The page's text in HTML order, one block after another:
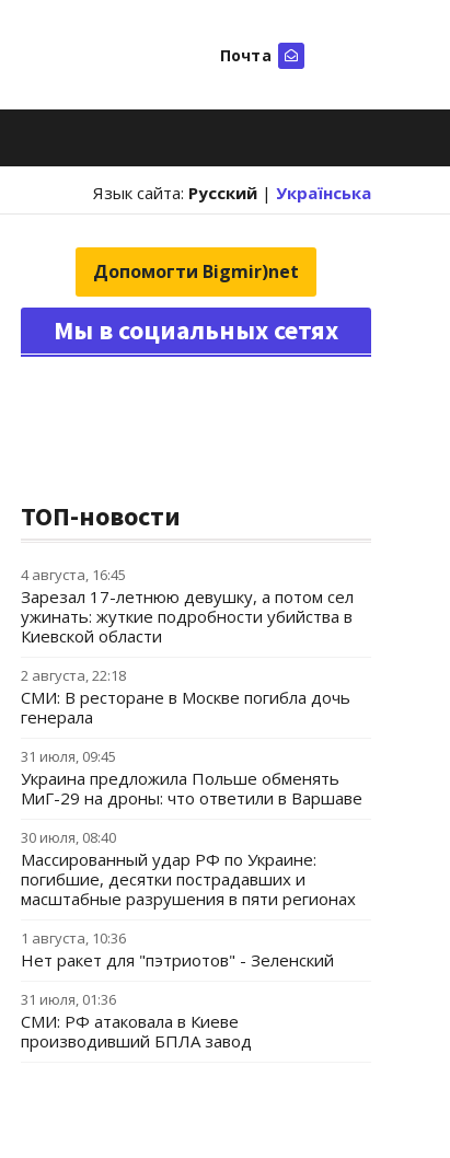
Почта
Язык сайта: Русский | Українська
Допомогти Bigmir)net
Мы в социальных сетях
ТОП-новости
4 августа, 16:45
Зарезал 17-летнюю девушку, а потом сел
ужинать: жуткие подробности убийства в
Киевской области
2 августа, 22:18
СМИ: В ресторане в Москве погибла дочь
генерала
31 июля, 09:45
Украина предложила Польше обменять
МиГ-29 на дроны: что ответили в Варшаве
30 июля, 08:40
Массированный удар РФ по Украине:
погибшие, десятки пострадавших и
масштабные разрушения в пяти регионах
1 августа, 10:36
Нет ракет для "пэтриотов" - Зеленский
31 июля, 01:36
СМИ: РФ атаковала в Киеве
производивший БПЛА завод